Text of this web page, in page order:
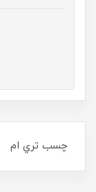
چسب تري ام